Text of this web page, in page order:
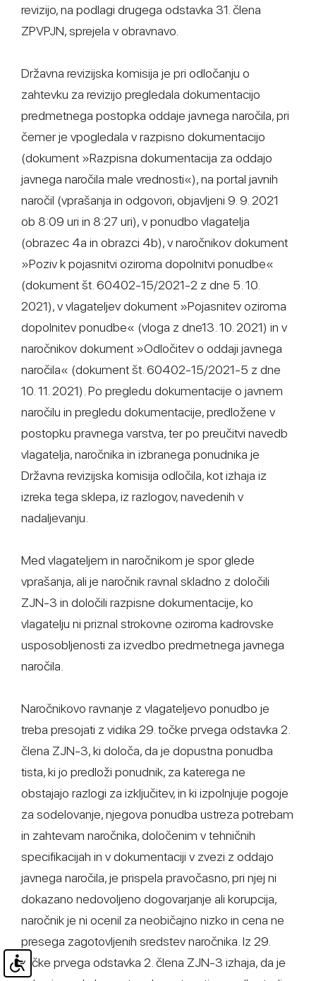
revizijo, na podlagi drugega odstavka 31. člena
ZPVPJN, sprejela v obravnavo.
Državna revizijska komisija je pri odločanju o
zahtevku za revizijo pregledala dokumentacijo
predmetnega postopka oddaje javnega naročila, pri
čemer je vpogledala v razpisno dokumentacijo
(dokument »Razpisna dokumentacija za oddajo
javnega naročila male vrednosti«), na portal javnih
naročil (vprašanja in odgovori, objavljeni 9. 9. 2021
ob 8:09 uri in 8:27 uri), v ponudbo vlagatelja
(obrazec 4a in obrazci 4b), v naročnikov dokument
»Poziv k pojasnitvi oziroma dopolnitvi ponudbe«
(dokument št. 60402-15/2021-2 z dne 5. 10.
2021), v vlagateljev dokument »Pojasnitev oziroma
dopolnitev ponudbe« (vloga z dne13. 10. 2021) in v
naročnikov dokument »Odločitev o oddaji javnega
naročila« (dokument št. 60402-15/2021-5 z dne
10. 11. 2021). Po pregledu dokumentacije o javnem
naročilu in pregledu dokumentacije, predložene v
postopku pravnega varstva, ter po preučitvi navedb
vlagatelja, naročnika in izbranega ponudnika je
Državna revizijska komisija odločila, kot izhaja iz
izreka tega sklepa, iz razlogov, navedenih v
nadaljevanju.
Med vlagateljem in naročnikom je spor glede
vprašanja, ali je naročnik ravnal skladno z določili
ZJN-3 in določili razpisne dokumentacije, ko
vlagatelju ni priznal strokovne oziroma kadrovske
usposobljenosti za izvedbo predmetnega javnega
naročila.
Naročnikovo ravnanje z vlagateljevo ponudbo je
treba presojati z vidika 29. točke prvega odstavka 2.
člena ZJN-3, ki določa, da je dopustna ponudba
tista, ki jo predloži ponudnik, za katerega ne
obstajajo razlogi za izključitev, in ki izpolnjuje pogoje
za sodelovanje, njegova ponudba ustreza potrebam
in zahtevam naročnika, določenim v tehničnih
specifikacijah in v dokumentaciji v zvezi z oddajo
javnega naročila, je prispela pravočasno, pri njej ni
dokazano nedovoljeno dogovarjanje ali korupcija,
naročnik je ni ocenil za neobičajno nizko in cena ne
presega zagotovljenih sredstev naročnika. Iz 29.
točke prvega odstavka 2. člena ZJN-3 izhaja, da je